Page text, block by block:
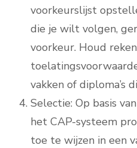
voorkeurslijst
die je wilt volgen,
voorkeur. Houd
vakken of diploma’s
Selectie: Op basis
het CAP-systeem
toe te wijzen in een